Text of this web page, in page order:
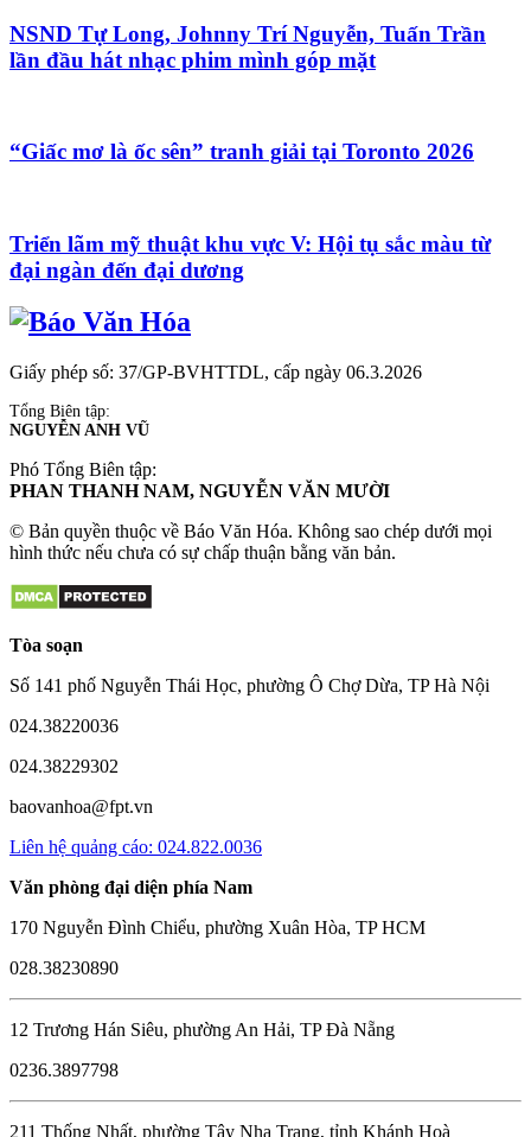
NSND Tự Long, Johnny Trí Nguyễn, Tuấn Trần
lần đầu hát nhạc phim mình góp mặt
“Giấc mơ là ốc sên” tranh giải tại Toronto 2026
Triển lãm mỹ thuật khu vực V: Hội tụ sắc màu từ
đại ngàn đến đại dương
Giấy phép số: 37/GP-BVHTTDL, cấp ngày 06.3.2026
Tổng Biên tập:
NGUYỄN ANH VŨ
Phó Tổng Biên tập:
PHAN THANH NAM, NGUYỄN VĂN MƯỜI
© Bản quyền thuộc về Báo Văn Hóa. Không sao chép dưới mọi
hình thức nếu chưa có sự chấp thuận bằng văn bản.
Tòa soạn
Số 141 phố Nguyễn Thái Học, phường Ô Chợ Dừa, TP Hà Nội
024.38220036
024.38229302
baovanhoa@fpt.vn
Liên hệ quảng cáo: 024.822.0036
Văn phòng đại diện phía Nam
170 Nguyễn Đình Chiểu, phường Xuân Hòa, TP HCM
028.38230890
12 Trương Hán Siêu, phường An Hải, TP Đà Nẵng
0236.3897798
211 Thống Nhất, phường Tây Nha Trang, tỉnh Khánh Hoà